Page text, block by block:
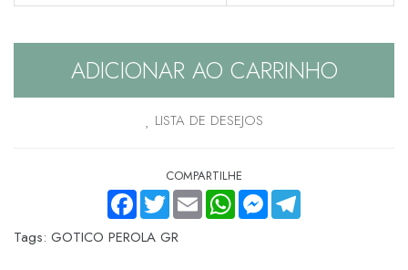
ADICIONAR AO CARRINHO
LISTA DE DESEJOS
COMPARTILHE
FACEBOOKTWITTEREMAIL WHATSAPPMESSENGER
TELEGRAM
Tags: GOTICO PEROLA GR